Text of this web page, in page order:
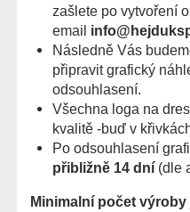
zašlete po vytvoření
email
Následně Vás
připravit grafický
odsouhlasení.
Všechna loga na
kvalitě -buď v
Po odsouhlasení
přibližně 14 dní(dle
Minimalní počet